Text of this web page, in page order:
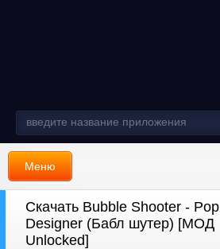
Меню
Скачать Bubble Shooter - Pop
Designer (Бабл шутер) [МОД
Unlocked]